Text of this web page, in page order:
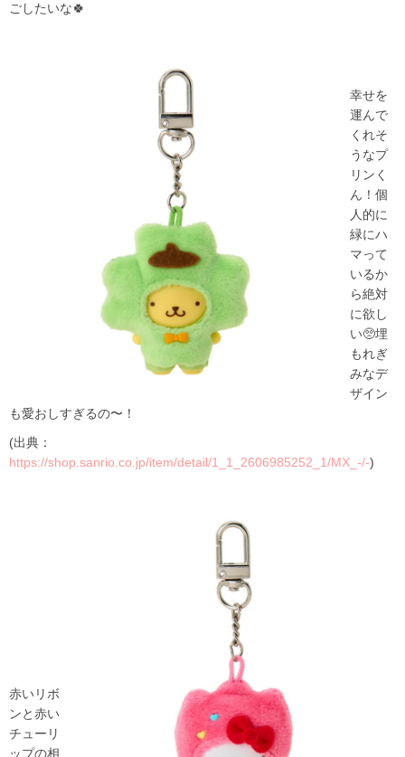
ごしたいな🍀
幸せを
運んで
くれそ
うなプ
リンく
ん！個
人的に
緑にハ
マって
いるか
ら絶対
に欲し
い🥺埋
もれぎ
みなデ
ザイン
も愛おしすぎるの〜！
(出典：
https://shop.sanrio.co.jp/item/detail/1_1_2606985252_1/MX_-/-)
赤いリボ
ンと赤い
チューリ
ップの相